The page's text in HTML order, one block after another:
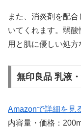
また、消炎剤を配
いてくれます。弱
用と肌に優しい処方
無印良品 乳液
Amazonで詳細を見
内容量・価格：